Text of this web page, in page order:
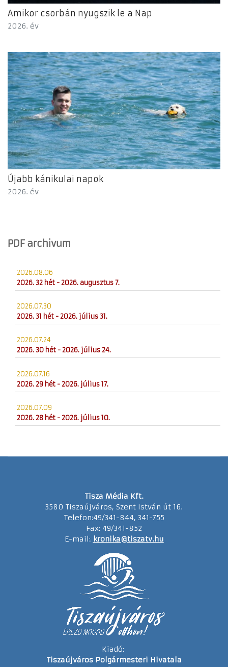
Amikor csorbán nyugszik le a Nap
2026. év
Újabb kánikulai napok
2026. év
PDF archivum
2026.08.06
2026. 32 hét - 2026. augusztus 7.
2026.07.30
2026. 31 hét - 2026. július 31.
2026.07.24
2026. 30 hét - 2026. július 24.
2026.07.16
2026. 29 hét - 2026. július 17.
2026.07.09
2026. 28 hét - 2026. július 10.
Tisza Média Kft.
3580 Tiszaújváros, Szent István út 16.
Telefon:49/341-844, 341-755
Fax: 49/341-852
E-mail: kronika@tiszatv.hu
Kiadó:
Tiszaújváros Polgármesteri Hivatala